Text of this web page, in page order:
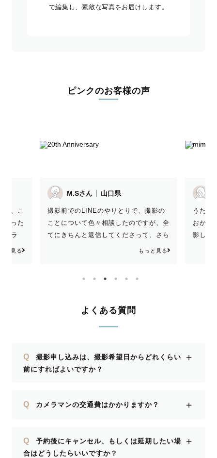
で編集し、素敵な写真をお届けします。
ピンクのお客様の声
が、こ
なった
リラ
り、ま
と見る
M.Sさん 山口県
撮影前でのLINEのやりとりで、撮影の
ことについて色々相談したのですが、全
てにきちんと返信してくださって、さら
に素敵な提案もしてくださって、安心し
んとに嬉しかったです！♡ また、写真
もっと見る
うたう
おかけ
影して
よくある質問
Q
撮影申し込みは、撮影希望日からどれくらい
前にすればよいですか？
＋
Q カメラマンの交通費はかかりますか？ ＋
Q
予約後にキャンセル、もしくは延期したい場
合はどうしたらいいですか？
＋